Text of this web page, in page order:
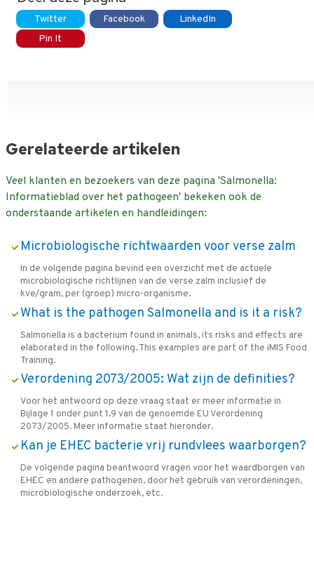
Twitter Facebook
LinkedIn
Pin It
Gerelateerde artikelen
Veel klanten en bezoekers van deze pagina 'Salmonella:
Informatieblad over het pathogeen' bekeken ook de
onderstaande artikelen en handleidingen:
Microbiologische richtwaarden voor verse zalm
In de volgende pagina bevind een overzicht met de actuele
microbiologische richtlijnen van de verse zalm inclusief de
kve/gram, per (groep) micro-organisme.
What is the pathogen Salmonella and is it a risk?
Salmonella is a bacterium found in animals, its risks and effects are
elaborated in the following. This examples are part of the iMIS Food
Training.
Verordening 2073/2005: Wat zijn de definities?
Voor het antwoord op deze vraag staat er meer informatie in
Bijlage 1 onder punt 1.9 van de genoemde EU Verordening
2073/2005. Meer informatie staat hieronder.
Kan je EHEC bacterie vrij rundvlees waarborgen?
De volgende pagina beantwoord vragen voor het waardborgen van
EHEC en andere pathogenen, door het gebruik van verordeningen,
microbiologische onderzoek, etc.